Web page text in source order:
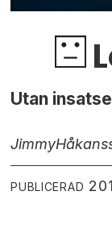
Utan
Jimmy
PUBLICERAD